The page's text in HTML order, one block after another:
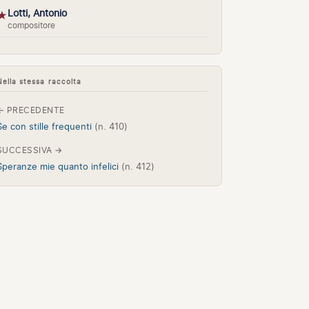
Lotti, Antonio
compositore
stessa raccolta
PRECEDENTE
con stille frequenti (n. 410)
→
mie quanto infelici (n. 412)